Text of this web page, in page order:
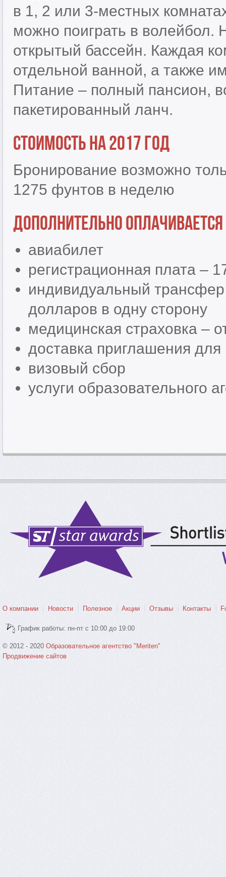
в 1, 2 или 3-местных
можно поиграть в волейбол.
открытый бассейн. Каждая
отдельной ванной, а также
Питание – полный пансион,
пакетированный ланч.
Стоимость на 2017 год
Бронирование возможно
1275 фунтов в неделю
Дополнительно оплачивается
авиабилет
регистрационная плата –
индивидуальный
долларов в одну сторону
медицинская страховка –
доставка приглашения для
визовый сбор
услуги образовательного
О компании Новости Полезное Акции Отзывы Контакты
График работы: пн-пт с 10:00 до 19:00
© 2012 - 2020 Образовательное агентство "Meriten"
Продвижение сайтов